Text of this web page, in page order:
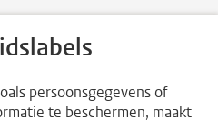
persoonsgegevens of
te beschermen, maakt